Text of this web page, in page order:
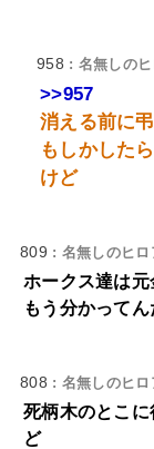
958 : 名無しの
>>957
消える前に
もしかした
けど
809 : 名無しのヒロ
ホークス達は
もう分かってん
808 : 名無しのヒロ
死柄木のとこ
ど